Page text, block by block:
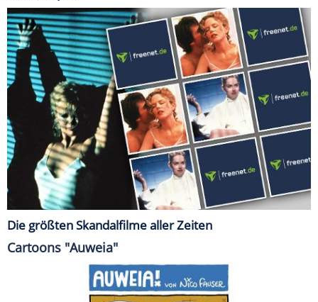
Die größten Skandalfilme aller Zeiten
Cartoons "Auweia"